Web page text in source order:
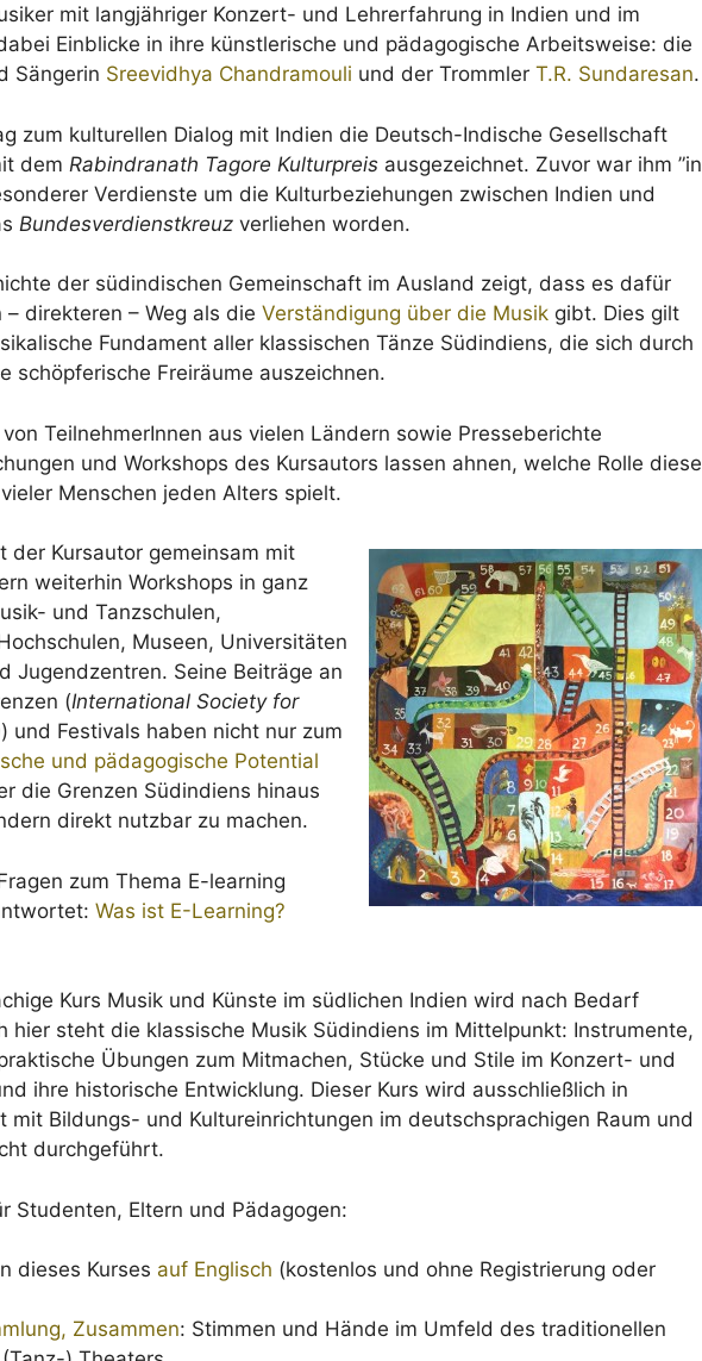
mit langjähriger Konzert- und Lehrerfahrung in Indien und im
Einblicke in ihre künstlerische und pädagogische Arbeitsweise: die
Sängerin Sreevidhya Chandramouli und der Trommler T.R. Sundaresan.
zum kulturellen Dialog mit Indien die Deutsch-Indische Gesellschaft
dem Rabindranath Tagore Kulturpreis ausgezeichnet. Zuvor war ihm ”in
Verdienste um die Kulturbeziehungen zwischen Indien und
Bundesverdienstkreuz verliehen worden.
der südindischen Gemeinschaft im Ausland zeigt, dass es dafür
direkteren – Weg als die Verständigung über die Musik gibt. Dies gilt
Fundament aller klassischen Tänze Südindiens, die sich durch
schöpferische Freiräume auszeichnen.
von TeilnehmerInnen aus vielen Ländern sowie Presseberichte
und Workshops des Kursautors lassen ahnen, welche Rolle diese
Menschen jeden Alters spielt.
der Kursautor gemeinsam mit
weiterhin Workshops in ganz
und Tanzschulen,
Museen, Universitäten
Jugendzentren. Seine Beiträge an
(International Society for
) und Festivals haben nicht nur zum
und pädagogische Potential
die Grenzen Südindiens hinaus
direkt nutzbar zu machen.
zum Thema E-learning
Was ist E-Learning?
Kurs Musik und Künste im südlichen Indien wird nach Bedarf
hier steht die klassische Musik Südindiens im Mittelpunkt: Instrumente,
Übungen zum Mitmachen, Stücke und Stile im Konzert- und
ihre historische Entwicklung. Dieser Kurs wird ausschließlich in
mit Bildungs- und Kultureinrichtungen im deutschsprachigen Raum und
durchgeführt.
Studenten, Eltern und Pädagogen:
dieses Kurses auf Englisch (kostenlos und ohne Registrierung oder
Zusammen: Stimmen und Hände im Umfeld des traditionellen